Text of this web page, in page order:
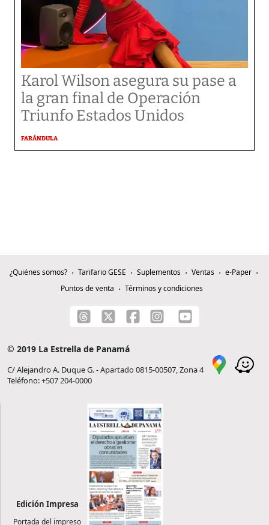
Karol Wilson asegura su pase a
la gran final de Operación
Triunfo Estados Unidos
FARÁNDULA
¿Quiénes somos? Tarifario GESE Suplementos Ventas
e-Paper
Puntos de venta
Términos y condiciones
© 2019 La Estrella de Panamá
C/ Alejandro A. Duque G. - Apartado 0815-00507, Zona 4
Teléfono: +507 204-0000
Edición Impresa
Portada del impreso